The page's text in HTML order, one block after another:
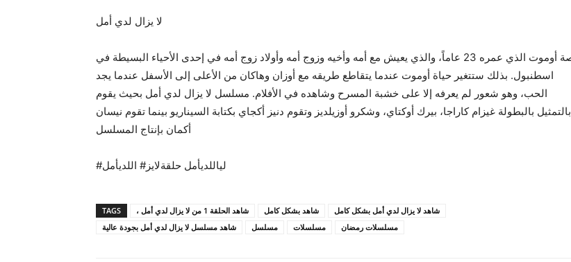
لا يزال لدي أمل
قصة أوموت الذي عمره 23 عاماً، والذي يعيش مع أمه وأخيه وزوج أمه وأولاد زوج أمه في إحدى الأحياء البسيطة في
اسطنبول. بذلك ستتغير حياة أوموت عندما يتقاطع طريقه مع أوزان وهاكان من الأعلى إلى الأسفل عندما يجد
الحب، وهو شعور لم يعرفه إلا على خشبة المسرح وشاهده في الأفلام. مسلسل لا يزال لدي أمل بحيث يقوم
بالتمثيل بالبطولة غيزام كاراجا، بيرك أوكتاي، وشكرو أوزيلديز وتقوم دنيز أكجاي بكتابة السيناريو بينما تقوم نيسان
أكمان بإنتاج المسلسل
#لياللديأمل حلقةلايز# اللديأمل
TAGS ، شاهد الحلقة 1 من لا يزال لدي أمل شاهد بشكل كامل
شاهد لا يزال لدي أمل بشكل كامل
شاهد مسلسل لا يزال لدي أمل بجودة عالية
مسلسل مسلسلات مسلسلات رمضان